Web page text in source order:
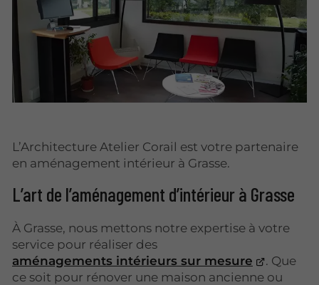
L’Architecture Atelier Corail est votre partenaire
en aménagement intérieur à Grasse.
L’art de l’aménagement d’intérieur à Grasse
À Grasse, nous mettons notre expertise à votre
service pour réaliser des
aménagements intérieurs sur mesure
. Que
ce soit pour rénover une maison ancienne ou